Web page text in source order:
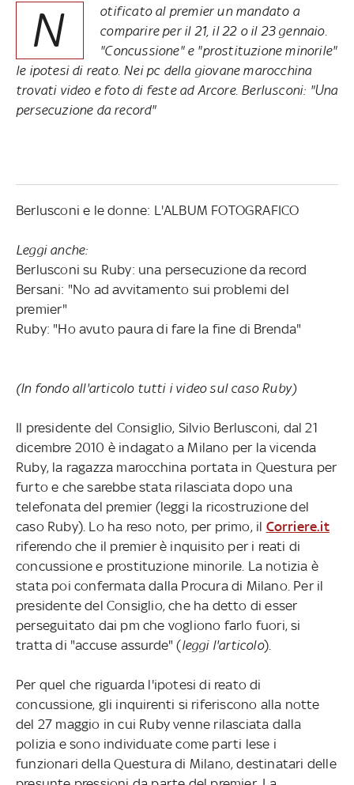
N
otificato al premier un mandato a
comparire per il 21, il 22 o il 23 gennaio.
"Concussione" e "prostituzione minorile"
le ipotesi di reato. Nei pc della giovane marocchina
trovati video e foto di feste ad Arcore. Berlusconi: "Una
persecuzione da record"
Berlusconi e le donne: L'ALBUM FOTOGRAFICO
Leggi anche:
Berlusconi su Ruby: una persecuzione da record
Bersani: "No ad avvitamento sui problemi del
premier"
Ruby: "Ho avuto paura di fare la fine di Brenda"
(In fondo all'articolo tutti i video sul caso Ruby)
Il presidente del Consiglio, Silvio Berlusconi, dal 21
dicembre 2010 è indagato a Milano per la vicenda
Ruby, la ragazza marocchina portata in Questura per
furto e che sarebbe stata rilasciata dopo una
telefonata del premier (leggi la ricostruzione del
caso Ruby). Lo ha reso noto, per primo, il Corriere.it
riferendo che il premier è inquisito per i reati di
concussione e prostituzione minorile. La notizia è
stata poi confermata dalla Procura di Milano. Per il
presidente del Consiglio, che ha detto di esser
perseguitato dai pm che vogliono farlo fuori, si
tratta di "accuse assurde" (leggi l'articolo).
Per quel che riguarda l'ipotesi di reato di
concussione, gli inquirenti si riferiscono alla notte
del 27 maggio in cui Ruby venne rilasciata dalla
polizia e sono individuate come parti lese i
funzionari della Questura di Milano, destinatari delle